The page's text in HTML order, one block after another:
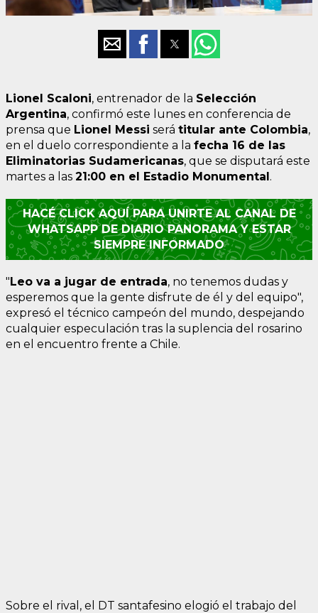
Lionel Scaloni, entrenador de la Selección
Argentina, confirmó este lunes en conferencia de
prensa que Lionel Messi será titular ante Colombia,
en el duelo correspondiente a la fecha 16 de las
Eliminatorias Sudamericanas, que se disputará este
martes a las 21:00 en el Estadio Monumental.
HACÉ CLICK AQUÍ PARA UNIRTE AL CANAL DE
WHATSAPP DE DIARIO PANORAMA Y ESTAR
SIEMPRE INFORMADO
"Leo va a jugar de entrada, no tenemos dudas y
esperemos que la gente disfrute de él y del equipo",
expresó el técnico campeón del mundo, despejando
cualquier especulación tras la suplencia del rosarino
en el encuentro frente a Chile.
Sobre el rival, el DT santafesino elogió el trabajo del